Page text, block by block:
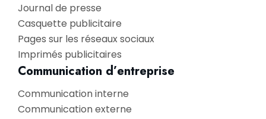
Journal de presse
Casquette publicitaire
Pages sur les réseaux sociaux
Imprimés publicitaires
Communication d’entreprise
Communication interne
Communication externe